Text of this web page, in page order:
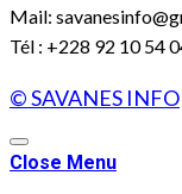
Mail:
Tél : +228 92 10 54
© SAVANES INFO
Close Menu